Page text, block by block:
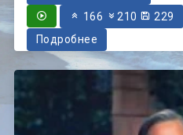
166
210 229
Подробнее